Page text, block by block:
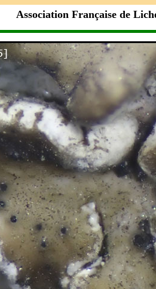
Association Française de